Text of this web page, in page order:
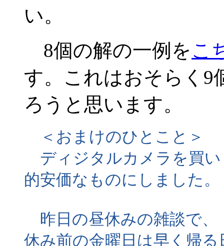
い。
8個の解の一例を こ
す。これはおそらく9
ろうと思います。
＜おまけのひとこと＞
ディジタルカメラを買い
的安価なものにしました。
昨日の昼休みの雑談で、
休み前の金曜日は早く帰